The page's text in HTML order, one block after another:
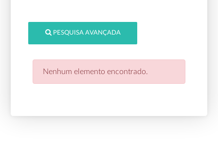
PESQUISA AVANÇADA
Nenhum elemento encontrado.